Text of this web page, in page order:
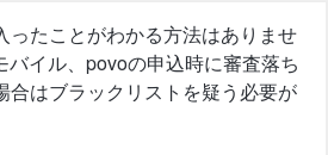
ったことがわかる方法はありませ
バイル、povoの申込時に審査落ち
合はブラックリストを疑う必要が